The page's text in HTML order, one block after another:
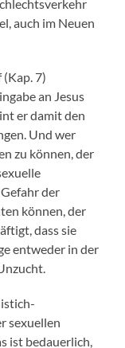
auch im Neuen
7)
an Jesus
er damit den
Und wer
zu können, der
der
können, der
dass sie
entweder in der
sexuellen
ist bedauerlich,